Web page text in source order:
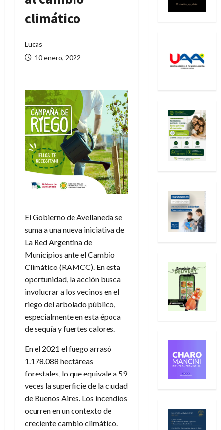
climático
Lucas
10 enero, 2022
El Gobierno de Avellaneda se
suma a una nueva iniciativa de
La Red Argentina de
Municipios ante el Cambio
Climático (RAMCC). En esta
oportunidad, la acción busca
involucrar a los vecinos en el
riego del arbolado público,
especialmente en esta época
de sequía y fuertes calores.
En el 2021 el fuego arrasó
1.178.088 hectáreas
forestales, lo que equivale a 59
veces la superficie de la ciudad
de Buenos Aires. Los incendios
ocurren en un contexto de
creciente cambio climático.